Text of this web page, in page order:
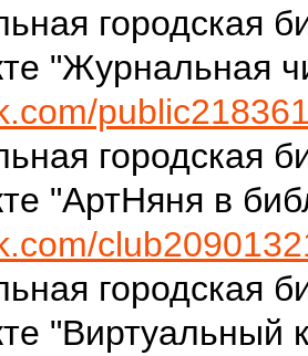
городская
"Журнальная
городская
"АртНяня в
городская
"Виртуальный